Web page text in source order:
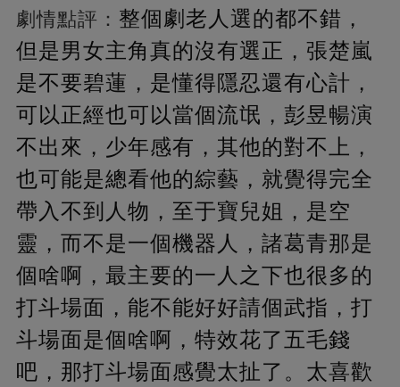
劇情點評： 整個劇老人選的都不錯，
但是男女主角真的沒有選正，張楚嵐
是不要碧蓮，是懂得隱忍還有心計，
可以正經也可以當個流氓，彭昱暢演
不出來，少年感有，其他的對不上，
也可能是總看他的綜藝，就覺得完全
帶入不到人物，至于寶兒姐，是空
靈，而不是一個機器人，諸葛青那是
個啥啊，最主要的一人之下也很多的
打斗場面，能不能好好請個武指，打
斗場面是個啥啊，特效花了五毛錢
吧，那打斗場面感覺太扯了。太喜歡